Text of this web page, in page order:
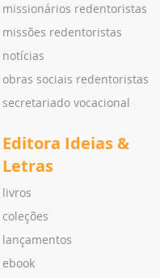
missionários redentoristas
missões redentoristas
notícias
obras sociais redentoristas
secretariado vocacional
Editora Ideias &
Letras
livros
coleções
lançamentos
ebook